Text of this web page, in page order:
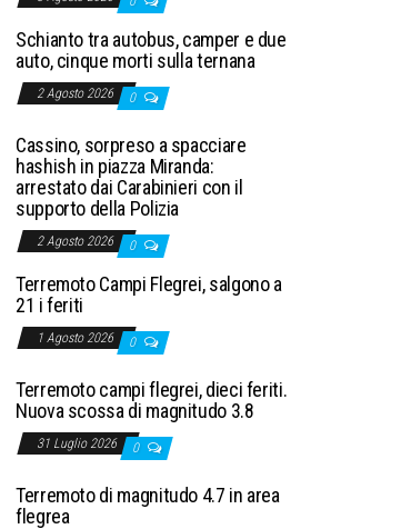
Schianto tra autobus, camper e due
auto, cinque morti sulla ternana
2 Agosto 2026 0
Cassino, sorpreso a spacciare
hashish in piazza Miranda:
arrestato dai Carabinieri con il
supporto della Polizia
2 Agosto 2026 0
Terremoto Campi Flegrei, salgono a
21 i feriti
1 Agosto 2026 0
Terremoto campi flegrei, dieci feriti.
Nuova scossa di magnitudo 3.8
31 Luglio 2026 0
Terremoto di magnitudo 4.7 in area
flegrea